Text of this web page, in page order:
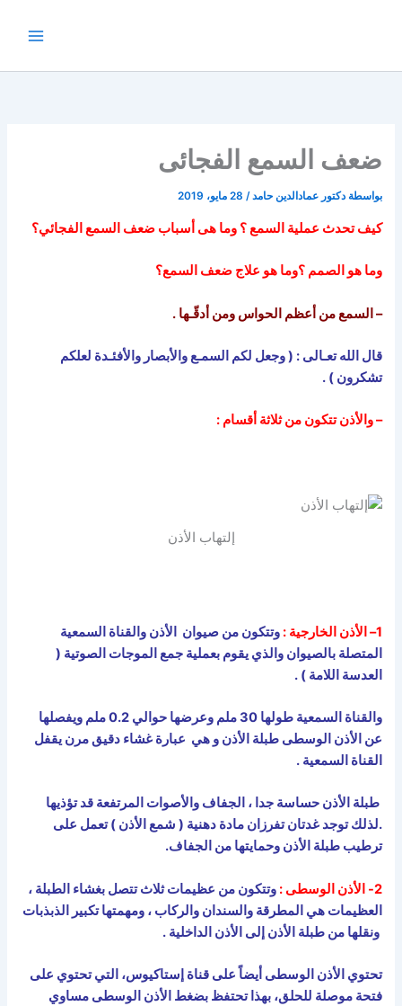
ضعف السمع الفجائى
بواسطة دكتور عمادالدين حامد/ 28 مايو، 2019
كيف تحدث عملية السمع ؟ وما هى أسباب ضعف السمع الفجائي؟
وما هو الصمم ؟وما هو علاج ضعف السمع؟
– السمع من أعظم الحواس ومن أدقّـها .
قال الله تعـالى : ( وجعل لكم السمـع والأبصار والأفئـدة لعلكم
تشكرون ) .
– والأذن تتكون من ثلاثة أقسام :
إلتهاب الأذن
1– الأذن الخارجية : وتتكون من صيوان الأذن والقناة السمعية
المتصلة بالصيوان والذي يقوم بعملية جمع الموجات الصوتية (
العدسة اللامة ) .
والقناة السمعية طولها 30 ملم وعرضها حوالي 0.2 ملم ويفصلها
عن الأذن الوسطى طبلة الأذن و هي عبارة غشاء دقيق مرن يقفل
القناة السمعية .
طبلة الأذن حساسة جدا ، الجفاف والأصوات المرتفعة قد تؤذيها
.لذلك توجد غدتان تفرزان مادة دهنية ( شمع الأذن ) تعمل على
ترطيب طبلة الأذن وحمايتها من الجفاف.
2- الأذن الوسطى :
وتتكون من عظيمات ثلاث تتصل بغشاء الطبلة ،
العظيمات هي المطرقة والسندان والركاب ، ومهمتها تكبير الذبذبات
ونقلها من طبلة الأذن إلى الأذن الداخلية .
تحتوي الأذن الوسطى أيضاً على قناة إستاكيوس، التي تحتوي على
فتحة موصلة للحلق، بهذا تحتفظ بضغط الأذن الوسطى مساوي